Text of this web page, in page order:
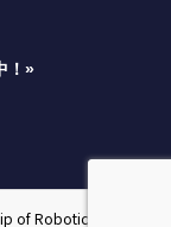
！»
of Robotics Engineers.